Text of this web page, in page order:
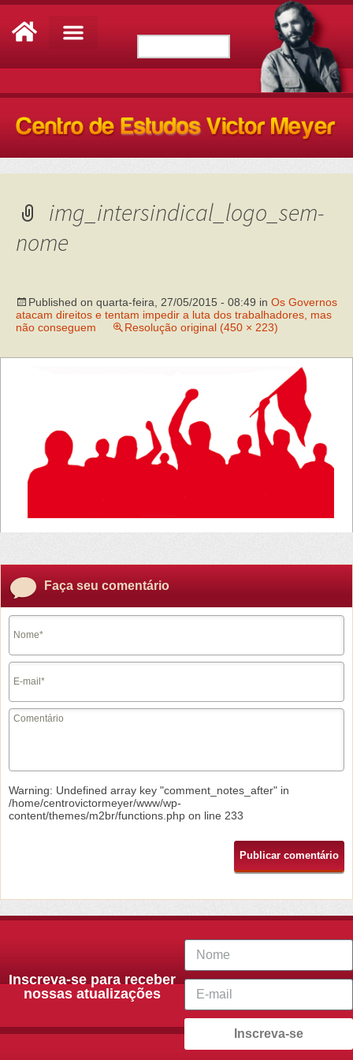
img_intersindical_logo_sem-
nome
Published on quarta-feira, 27/05/2015 - 08:49 in Os Governos
atacam direitos e tentam impedir a luta dos trabalhadores, mas
não conseguem
Resolução original (450 × 223)
Faça seu comentário
Warning: Undefined array key "comment_notes_after" in
/home/centrovictormeyer/www/wp-
content/themes/m2br/functions.php on line 233
Inscreva-se para receber
nossas atualizações
Inscreva-se